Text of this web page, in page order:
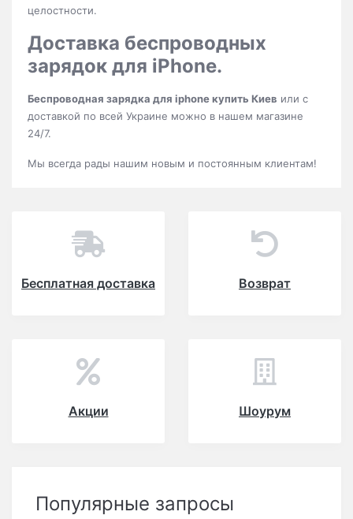
целостности.
Доставка беспроводных
зарядок для iPhone.
Беспроводная зарядка для iphone купить Киев или с
доставкой по всей Украине можно в нашем магазине
24/7.
Мы всегда рады нашим новым и постоянным клиентам!
Бесплатная доставка Возврат
Акции Шоурум
Популярные запросы